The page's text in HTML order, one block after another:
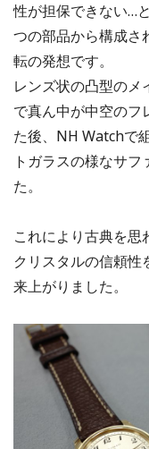
性が担保できない…
つの部品から構成さ
転の発想です。
レンズ状の凸型のメ
で真ん中が中空のフ
た後、NH Watchで
トガラスの様なサ
た。
これにより古典を思
クリスタルの信頼性
来上がりました。